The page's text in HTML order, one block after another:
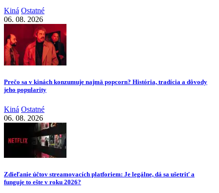
Kiná Ostatné
06. 08. 2026
Prečo sa v kinách konzumuje najmä popcorn? História, tradícia a dôvody
jeho popularity
Kiná Ostatné
06. 08. 2026
Zdieľanie účtov streamovacích platforiem: Je legálne, dá sa ušetriť a
funguje to ešte v roku 2026?